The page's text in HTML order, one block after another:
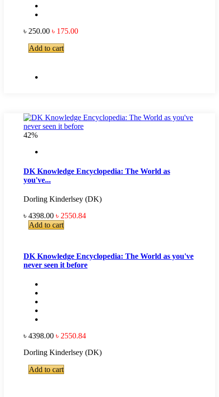
৳ 250.00 ৳ 175.00
Add to cart
42%
DK Knowledge Encyclopedia: The World as
you've...
Dorling Kinderlsey (DK)
৳ 4398.00 ৳ 2550.84
Add to cart
DK Knowledge Encyclopedia: The World as you've
never seen it before
৳ 4398.00 ৳ 2550.84
Dorling Kinderlsey (DK)
Add to cart